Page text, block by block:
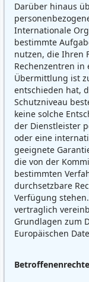
Darüber hinaus
Internationale
bestimmte
nutzen, die Ihren
Rechenzentren in
Übermittlung ist
entschieden hat,
Schutzniveau
keine solche
der Dienstleister
oder eine
geeignete
die von der
bestimmten
durchsetzbare
Verfügung
vertraglich
Grundlagen zum
Europäischen
Betroffenenrechte